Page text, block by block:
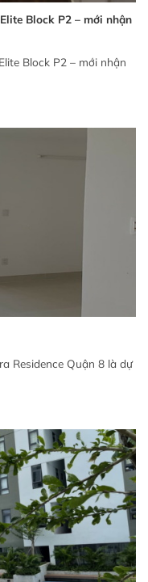
Block P2 – mới nhận
Block P2 – mới nhận
Residence Quận 8 là dự